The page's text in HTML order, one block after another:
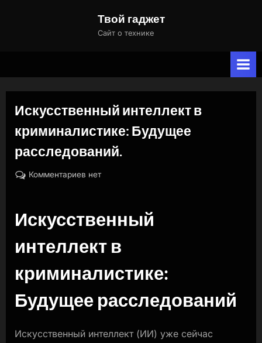
Твой гаджет
Сайт о технике
Искусственный интеллект в
криминалистике: Будущее
расследований.
Posted
11.09.2024
By
naslili
Комментариев к
интеллект
в
криминалистике:
Будущее
расследований.
нет
Искусственный
интеллект в
криминалистике:
Будущее расследований
Искусственный интеллект (ИИ) уже сейчас